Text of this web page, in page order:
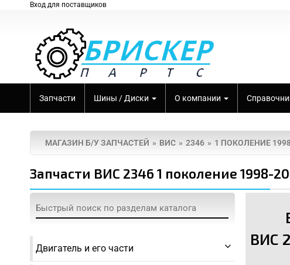
Вход для поставщиков
Запчасти Шины / Диски О компании
МАГАЗИН Б/У ЗАПЧАСТЕЙ ВИС 2346 1 ПОКОЛЕНИЕ
Запчасти ВИС 2346 1 поколение 1998-
Двигатель и его части
ДТП
пожара
проблемами
ВИС